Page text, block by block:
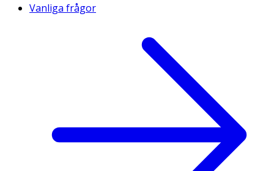
Vanliga frågor